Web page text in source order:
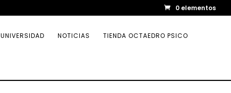
0 elementos
UNIVERSIDAD NOTICIAS TIENDA OCTAEDRO PSICO